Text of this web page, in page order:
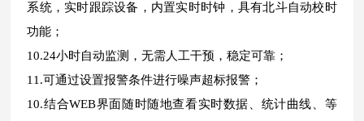
系统，实时跟踪设备，内置实时时钟，具有北斗自动校时
功能；
10.24小时自动监测，无需人工干预，稳定可靠；
11.可通过设置报警条件进行噪声超标报警；
10.结合WEB界面随时随地查看实时数据、统计曲线、等